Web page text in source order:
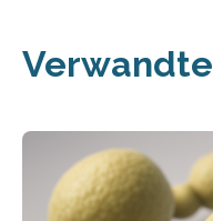
Verwandte